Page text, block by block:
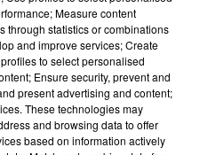
et volets en front de
d'être
des eaux ou emportés
Measure content
through statistics or combinations
and improve services; Create
to select personalised
Ensure security, prevent and
present advertising and content;
These technologies may
and browsing data to offer
based on information actively